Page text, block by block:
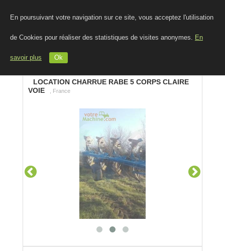
En poursuivant votre navigation sur ce site, vous acceptez l'utilisation
de Cookies pour réaliser des statistiques de visites anonymes. En
savoir plus Ok
LOCATION CHARRUE RABE 5 CORPS CLAIRE
VOIE
, France